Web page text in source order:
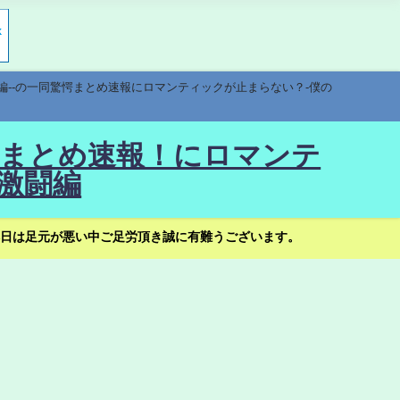
の一同驚愕まとめ速報にロマンティックが止まらない？-僕の
とめ速報！にロマンテ
闘編
足元が悪い中ご足労頂き誠に有難うございます。